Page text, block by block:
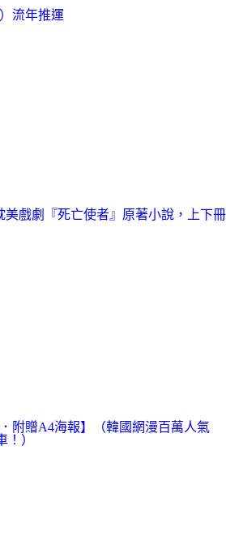
流年推運
美戲劇『死亡使者』原著小說，上下冊
附贈A4海報】（韓國網漫百萬人氣
）